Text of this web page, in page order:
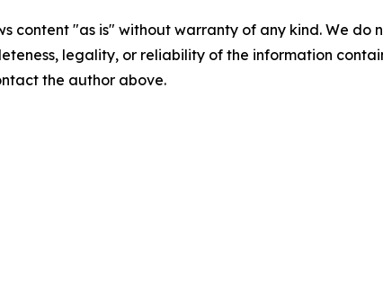
content "as is" without warranty of any kind. We
legality, or reliability of the information
the author above.